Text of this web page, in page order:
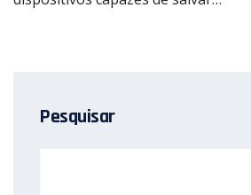
Pesquisar